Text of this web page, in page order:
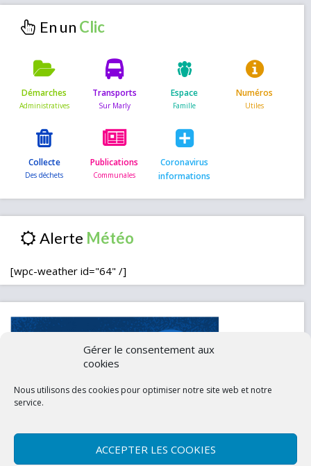
Gérer le consentement aux
cookies
Nous utilisons des cookies pour optimiser notre site web et notre
service.
ACCEPTER LES COOKIES
En un
Démarches Transports Espace Numéros
Collecte Publications
Coronavirus
informations
Alerte
[wpc-weather id="64" /]